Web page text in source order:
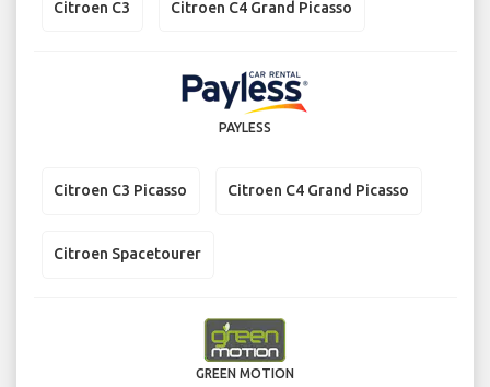
Citroen C3 Citroen C4 Grand Picasso
PAYLESS
Citroen C3 Picasso Citroen C4 Grand Picasso
Citroen Spacetourer
GREEN MOTION